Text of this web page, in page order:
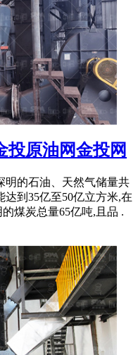
投原油网金投网
明的石油、天然气储量共
到35亿至50亿立方米,在
煤炭总量65亿吨,且品 .